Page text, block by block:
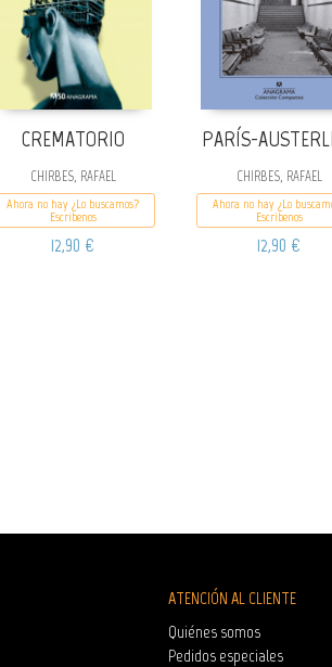
CREMATORIO
CHIRBES, RAFAEL
Ahora no hay ¿Lo buscamos?
Escribenos
12,90 €
PARÍS-
CHIRBES, RAFAEL
Ahora no hay ¿Lo
Escribenos
12,90 €
ATENCIÓN AL CLIENTE
Quiénes somos
Pedidos especiales